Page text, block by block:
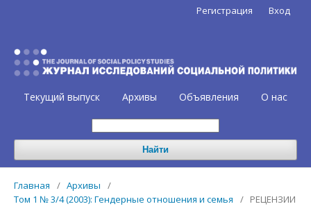
Текущий выпуск Архивы Объявления О нас
Найти
Регистрация Вход
Главная / Архивы
/
Том 1 № 3/4 (2003): Гендерные отношения и семья
/ РЕЦЕНЗИИ